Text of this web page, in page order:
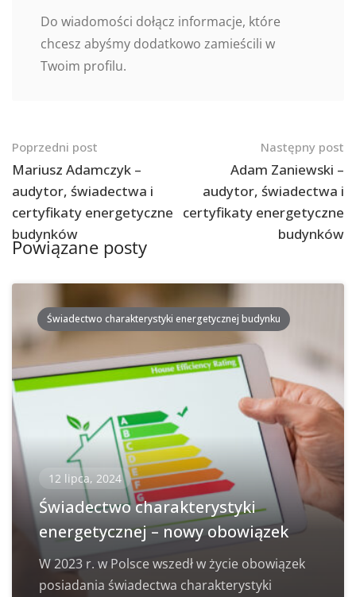
Do wiadomości dołącz informacje, które
chcesz abyśmy dodatkowo zamieścili w
Twoim profilu.
Nawigacja
po
postach
Poprzedni post
Mariusz Adamczyk –
audytor, świadectwa i
certyfikaty energetyczne
budynków
Następny post
Adam Zaniewski –
audytor, świadectwa i
certyfikaty energetyczne
budynków
Powiązane posty
Świadectwo charakterystyki energetycznej budynku
12 lipca, 2024
Świadectwo charakterystyki
energetycznej – nowy obowiązek
W 2023 r. w Polsce wszedł w życie obowiązek
posiadania świadectwa charakterystyki